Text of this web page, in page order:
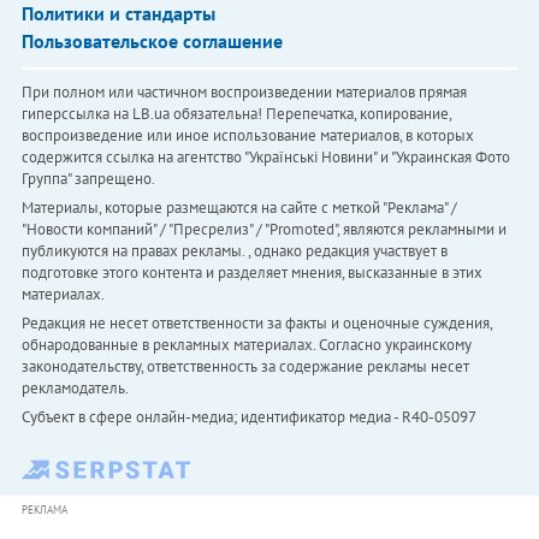
Политики и стандарты
Пользовательское соглашение
При полном или частичном воспроизведении материалов прямая
гиперссылка на LB.ua обязательна! Перепечатка, копирование,
воспроизведение или иное использование материалов, в которых
содержится ссылка на агентство "Українськi Новини" и "Украинская Фото
Группа" запрещено.
Материалы, которые размещаются на сайте с меткой "Реклама" /
"Новости компаний" / "Пресрелиз" / "Promoted", являются рекламными и
публикуются на правах рекламы. , однако редакция участвует в
подготовке этого контента и разделяет мнения, высказанные в этих
материалах.
Редакция не несет ответственности за факты и оценочные суждения,
обнародованные в рекламных материалах. Согласно украинскому
законодательству, ответственность за содержание рекламы несет
рекламодатель.
Субъект в сфере онлайн-медиа; идентификатор медиа - R40-05097
РЕКЛАМА